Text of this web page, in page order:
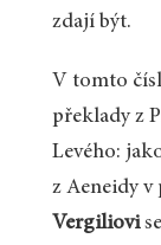
zdají být.
V tomto
překlady z
Levého:
z Aeneidy v
Vergiliovi